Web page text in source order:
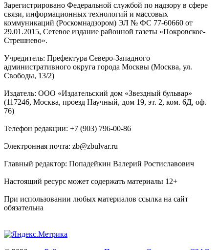
Зарегистрировано Федеральной службой по надзору в сфере
связи, информационных технологий и массовых
коммуникаций (Роскомнадзором) ЭЛ № ФС 77-60660 от
29.01.2015, Сетевое издание районной газеты «Покровское-
Стрешнево».
Учредитель: Префектура Северо-Западного
административного округа города Москвы (Москва, ул.
Свободы, 13/2)
Издатель: ООО «Издательский дом «Звездный бульвар»
(117246, Москва, проезд Научный, дом 19, эт. 2, ком. 6Д, оф.
76)
Телефон редакции: +7 (903) 796-00-86
Электронная почта: zb@zbulvar.ru
Главный редактор: Попадейкин Валерий Ростиславович
Настоящий ресурс может содержать материалы 12+
При использовании любых материалов ссылка на сайт
обязательна